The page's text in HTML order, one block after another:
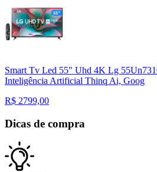
Smart Tv Led 55" Uhd 4K Lg
Inteligência Artificial Thinq Ai, Goog
R$ 2799,00
Dicas de compra